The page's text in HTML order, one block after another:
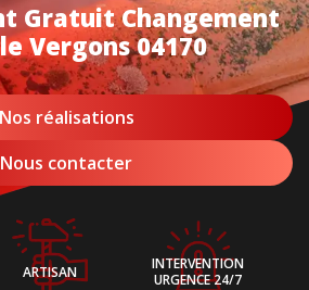
Gratuit Changement
Vergons 04170
Nos réalisations
Nous contacter
ARTISAN
INTERVENTION
URGENCE 24/7